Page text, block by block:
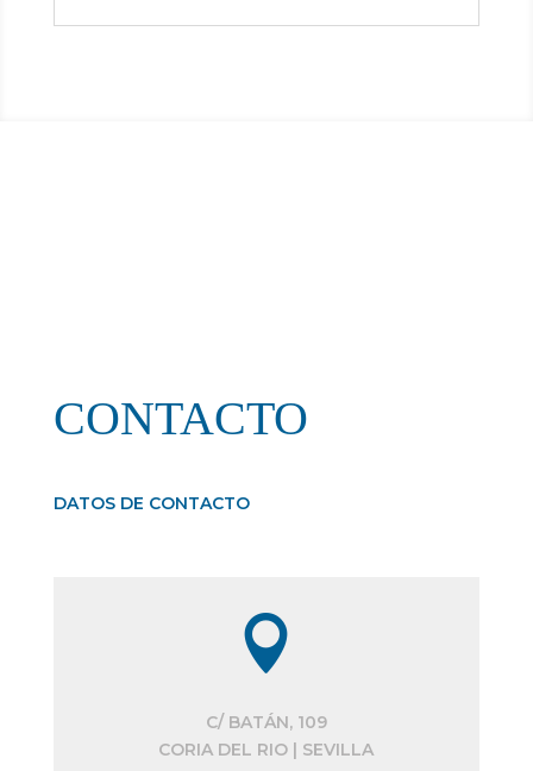
CONTACTO
DATOS DE CONTACTO

C/ BATÁN, 109
CORIA DEL RIO | SEVILLA